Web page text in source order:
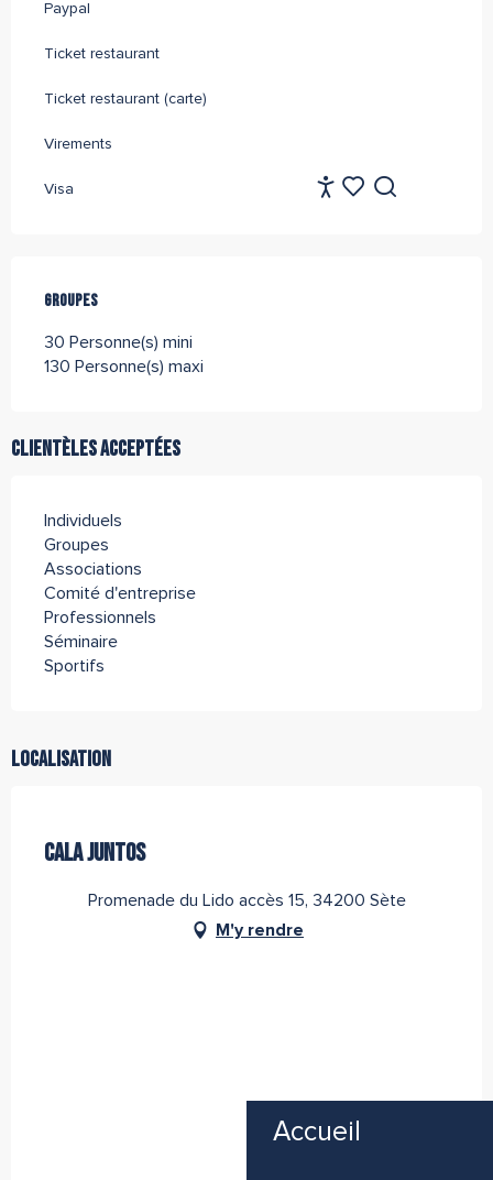
Accueil
FR
Paypal
Ticket restaurant
Ticket restaurant (carte)
Virements
Visa
Groupes
Groupes
30 Personne(s) mini
130 Personne(s) maxi
Clientèles acceptées
Individuels
Groupes
Associations
Comité d'entreprise
Professionnels
Séminaire
Sportifs
Localisation
CALA JUNTOS
Promenade du Lido accès 15, 34200 Sète
M'y rendre